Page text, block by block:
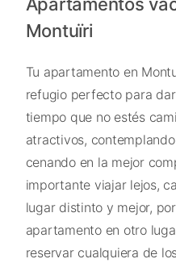
Montuïri
Tu apartamento en
refugio perfecto para
tiempo que no estés
atractivos,
cenando en la mejor
importante viajar lejos,
lugar distinto y mejor,
apartamento en otro
reservar cualquiera de